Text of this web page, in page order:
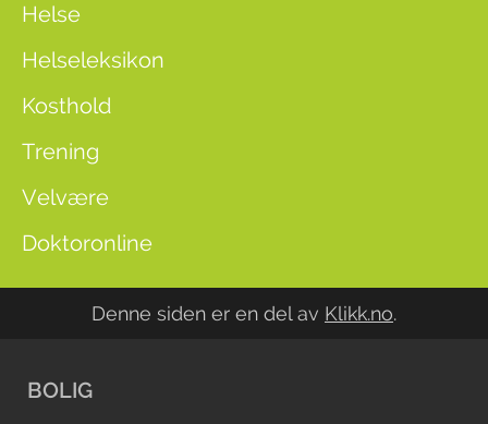
Helse
Helseleksikon
Kosthold
Trening
Velvære
Doktoronline
Denne siden er en del av Klikk.no.
BOLIG